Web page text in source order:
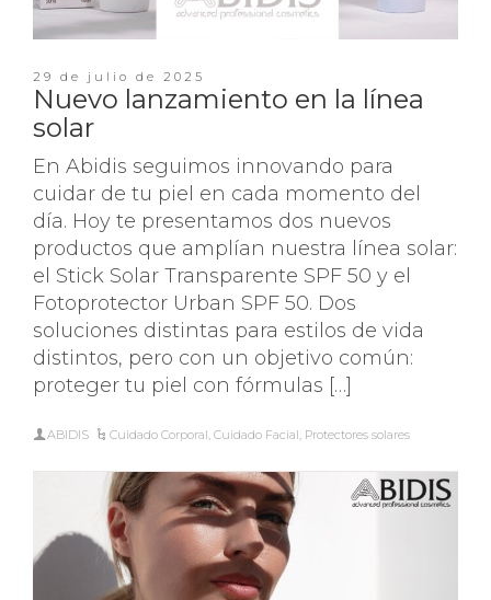
29 de julio de 2025
Nuevo lanzamiento en la línea
solar
En Abidis seguimos innovando para
cuidar de tu piel en cada momento del
día. Hoy te presentamos dos nuevos
productos que amplían nuestra línea solar:
el Stick Solar Transparente SPF 50 y el
Fotoprotector Urban SPF 50. Dos
soluciones distintas para estilos de vida
distintos, pero con un objetivo común:
proteger tu piel con fórmulas […]
ABIDIS Cuidado Corporal,Cuidado Facial, Protectores solares